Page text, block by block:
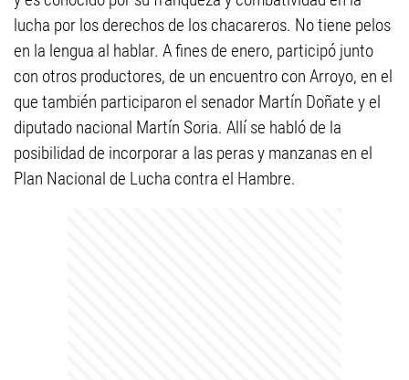
lucha por los derechos de los chacareros. No tiene pelos
en la lengua al hablar. A fines de enero, participó junto
con otros productores, de un encuentro con Arroyo, en el
que también participaron el senador Martín Doñate y el
diputado nacional Martín Soria. Allí se habló de la
posibilidad de incorporar a las peras y manzanas en el
Plan Nacional de Lucha contra el Hambre.